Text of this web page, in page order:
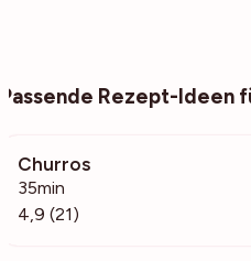
Passende Rezept-Ideen
Churros
35min
4,9 (21)